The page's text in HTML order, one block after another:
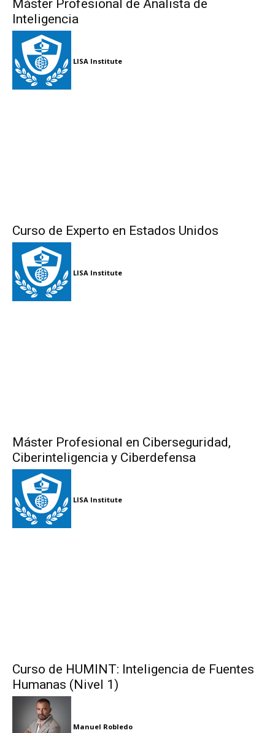
Máster Profesional de Analista de
Inteligencia
LISA Institute
Curso de Experto en Estados Unidos
LISA Institute
Máster Profesional en Ciberseguridad,
Ciberinteligencia y Ciberdefensa
LISA Institute
Curso de HUMINT: Inteligencia de Fuentes
Humanas (Nivel 1)
Manuel Robledo